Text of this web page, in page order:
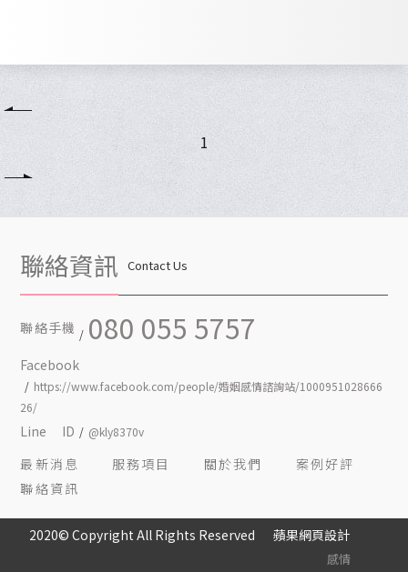
1
聯絡資訊 Contact Us
聯絡手機 080 055 5757
Facebook
https://www.facebook.com/people/婚姻感情諮詢站/1000951028666
26/
Line ID @kly8370v
最新消息 服務項目 關於我們
案例好評
聯絡資訊
2020© Copyright All Rights Reserved 蘋果網頁設計
感情挽回。感